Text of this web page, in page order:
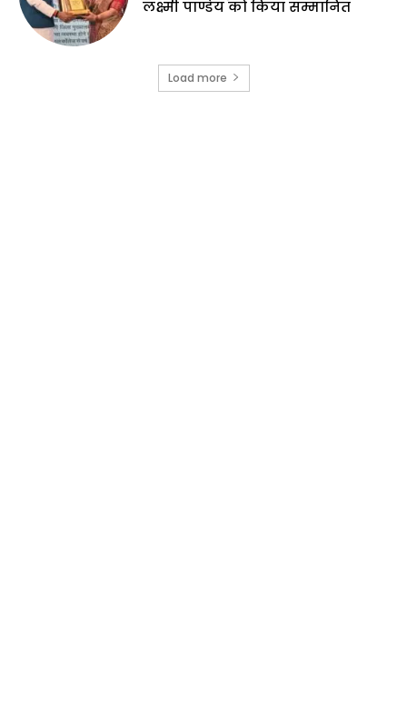
लक्ष्मी पाण्डेय को किया सम्मानित
Load more